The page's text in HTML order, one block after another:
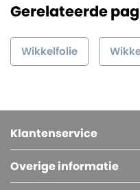
Gerelateerde
Wikkelfolie
Klantenservice
Overige informatie